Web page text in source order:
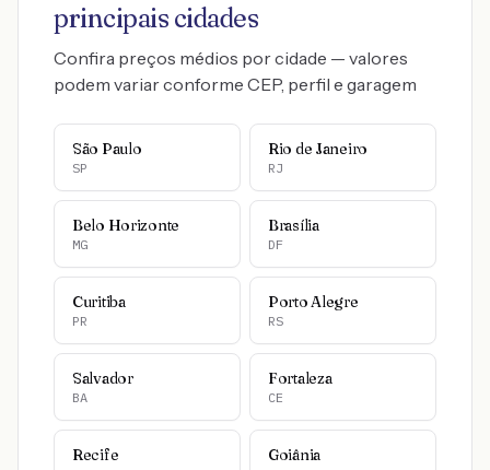
principais cidades
Confira preços médios por cidade — valores
podem variar conforme CEP, perfil e garagem
São Paulo
SP
Rio de Janeiro
RJ
Belo Horizonte
MG
Brasília
DF
Curitiba
PR
Porto Alegre
RS
Salvador
BA
Fortaleza
CE
Recife Goiânia